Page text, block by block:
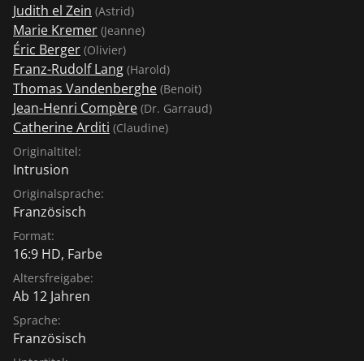
Judith el Zein (Astrid)
Marie Kremer (Jeanne)
Éric Berger (Olivier)
Franz-Rudolf Lang (Harold)
Thomas Vandenberghe (Benoit)
Jean-Henri Compère (Dr. Garraud)
Catherine Arditi (Claudine)
Originaltitel:
Intrusion
Originalsprache:
Französisch
Format:
16:9 HD, Farbe
Altersfreigabe:
Ab 12 Jahren
Sprache:
Französisch